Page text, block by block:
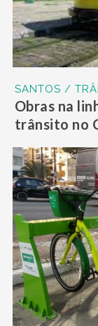
SANTOS /
Obras na
trânsito no